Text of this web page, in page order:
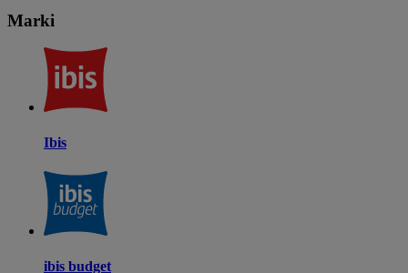
Marki
Ibis
ibis budget